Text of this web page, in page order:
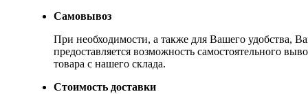
Самовывоз
При необходимости, а также для Вашего удобства,
предоставляется возможность самостоятельного
товара с нашего склада.
Стоимость доставки